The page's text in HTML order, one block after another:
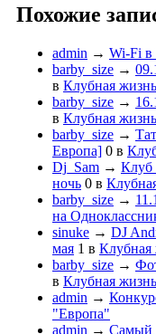
Похожие
admin → Wi-Fi
barby_size →
в Клубная жизнь
barby_size →
в Клубная жизнь
barby_size →
Европа] 0 в
Dj_Sam → Клуб
ночь 0 в
barby_size →
на
sinuke → DJ
мая 1 в Клубная
barby_size →
в Клубная жизнь
admin →
"Европа"
admin → Самый